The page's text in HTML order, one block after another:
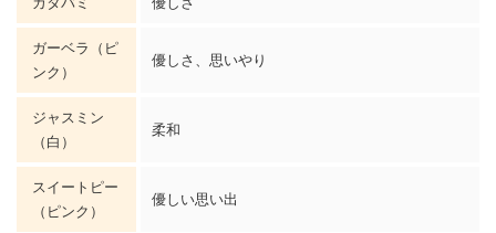
ガーベラ
（ピ
ンク）
優しさ、思いやり
ジャスミン
（白）
柔和
スイートピー
（ピンク）
優しい思い出